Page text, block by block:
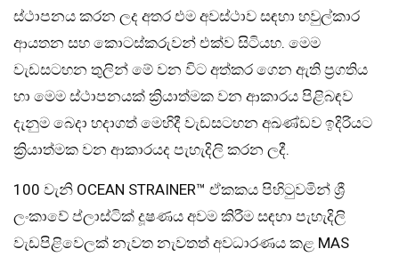
ස්ථාපනය කරන ලද අතර එම අවස්ථාව සඳහා හවුල්කාර
ආයතන සහ කොටස්කරුවන් එක්ව සිටියහ. මෙම
වැඩසටහන තුලින් මේ වන විට අත්කර ගෙන ඇති ප්‍රගතිය
හා මෙම ස්ථාපනයක් ක්‍රියාත්මක වන ආකාරය පිළිබඳව
දැනුම බෙදා හදාගත් මෙහිදී වැඩසටහන අඛණ්ඩව ඉදිරියට
ක්‍රියාත්මක වන ආකාරයද පැහැදිලි කරන ලදී.
100 වැනි OCEAN STRAINER™ ඒකකය පිහිටුවමින් ශ්‍රී
ලංකාවේ ප්ලාස්ටික් දූෂණය අවම කිරීම සඳහා පැහැදිලි
වැඩපිළිවෙලක් නැවත නැවතත් අවධාරණය කළ MAS